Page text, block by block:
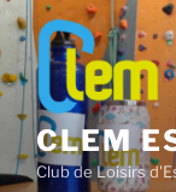
Aller
au
contenu
principal
CLEM
Club de Loisirs